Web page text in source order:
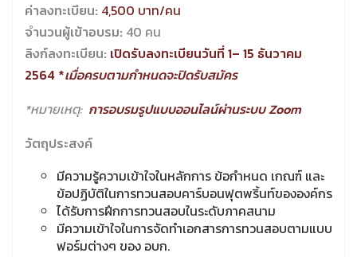
ค่าลงทะเบียน: 4,500 บาท/คน
จำนวนผู้เข้าอบรม: 40 คน
ลิงก์ลงทะเบียน: เปิดรับลงทะเบียนวันที่ 1– 15 ธันวาคม
2564 *เมื่อครบตามกำหนดจะปิดรับสมัคร
*หมายเหตุ: การอบรมรูปแบบออนไลน์ผ่านระบบ Zoom
วัตถุประสงค์
มีความรู้ความเข้าใจในหลักการ ข้อกำหนด เกณฑ์ และ
ข้อปฏิบัติในการทวนสอบคาร์บอนฟุตพริ้นท์ขององค์กร
ได้รับการฝึกการทวนสอบในระดับภาคสนาม
มีความเข้าใจในการจัดทำเอกสารการทวนสอบตามแบบ
ฟอร์มต่างๆ ของ อบก.